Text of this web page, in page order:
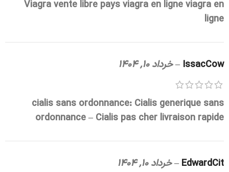
Viagra vente libre paysviagra en ligneviagra en
ligne
IssacCow
–خرداد 10, 1404
cialis sans ordonnance: Cialis generique sans
ordonnance– Cialis pas cher livraison rapide
EdwardCit
–خرداد 10, 1404